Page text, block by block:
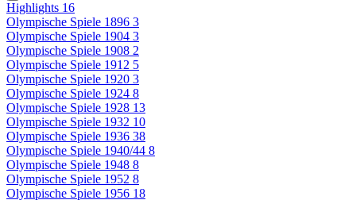
Highlights 16
Olympische Spiele 1896 3
Olympische Spiele 1904 3
Olympische Spiele 1908 2
Olympische Spiele 1912 5
Olympische Spiele 1920 3
Olympische Spiele 1924 8
Olympische Spiele 1928 13
Olympische Spiele 1932 10
Olympische Spiele 1936 38
Olympische Spiele 1940/44 8
Olympische Spiele 1948 8
Olympische Spiele 1952 8
Olympische Spiele 1956 18